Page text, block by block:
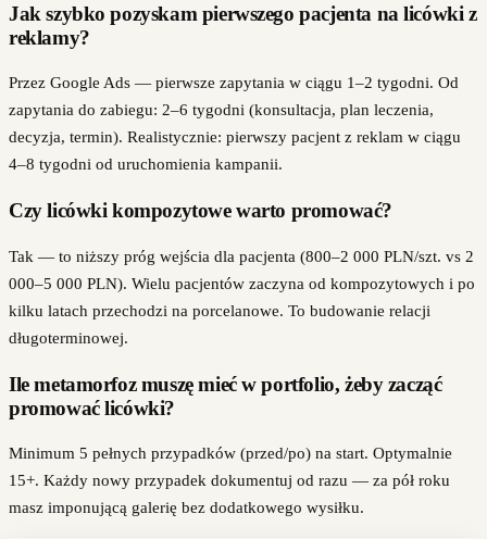
Jak szybko pozyskam pierwszego pacjenta na licówki z
reklamy?
Przez Google Ads — pierwsze zapytania w ciągu 1–2 tygodni. Od
zapytania do zabiegu: 2–6 tygodni (konsultacja, plan leczenia,
decyzja, termin). Realistycznie: pierwszy pacjent z reklam w ciągu
4–8 tygodni od uruchomienia kampanii.
Czy licówki kompozytowe warto promować?
Tak — to niższy próg wejścia dla pacjenta (800–2 000 PLN/szt. vs 2
000–5 000 PLN). Wielu pacjentów zaczyna od kompozytowych i po
kilku latach przechodzi na porcelanowe. To budowanie relacji
długoterminowej.
Ile metamorfoz muszę mieć w portfolio, żeby zacząć
promować licówki?
Minimum 5 pełnych przypadków (przed/po) na start. Optymalnie
15+. Każdy nowy przypadek dokumentuj od razu — za pół roku
masz imponującą galerię bez dodatkowego wysiłku.